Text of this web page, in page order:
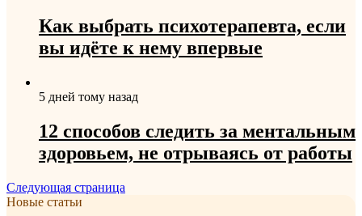
Как выбрать психотерапевта, если
вы идёте к нему впервые
5 дней тому назад
12 способов следить за ментальным
здоровьем, не отрываясь от работы
Следующая страница
Новые статьи